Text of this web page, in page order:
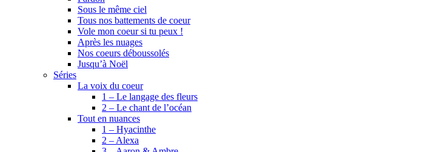
Sous le même ciel
Tous nos battements de coeur
Vole mon coeur si tu peux !
Après les nuages
Nos coeurs déboussolés
Jusqu’à Noël
Séries
La voix du coeur
1 – Le langage des fleurs
2 – Le chant de l’océan
Tout en nuances
1 – Hyacinthe
2 – Alexa